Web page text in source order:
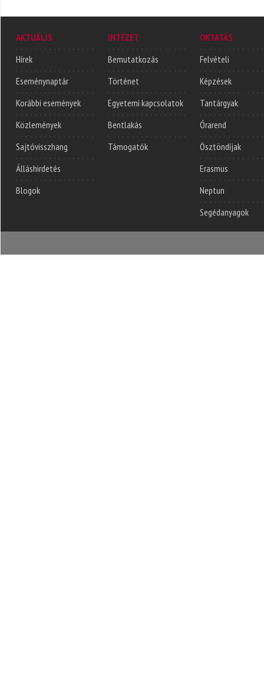
AKTUÁLIS
Hírek
Eseménynaptár
Korábbi események
Közlemények
Sajtóvisszhang
Álláshirdetés
Blogok
INTÉZET
Bemutatkozás
Történet
Egyetemi kapcsolatok
Bentlakás
Támogatók
OKTATÁS
Felvételi
Képzések
Tantárgyak
Órarend
Ösztöndíjak
Erasmus
Neptun
Segédanyagok